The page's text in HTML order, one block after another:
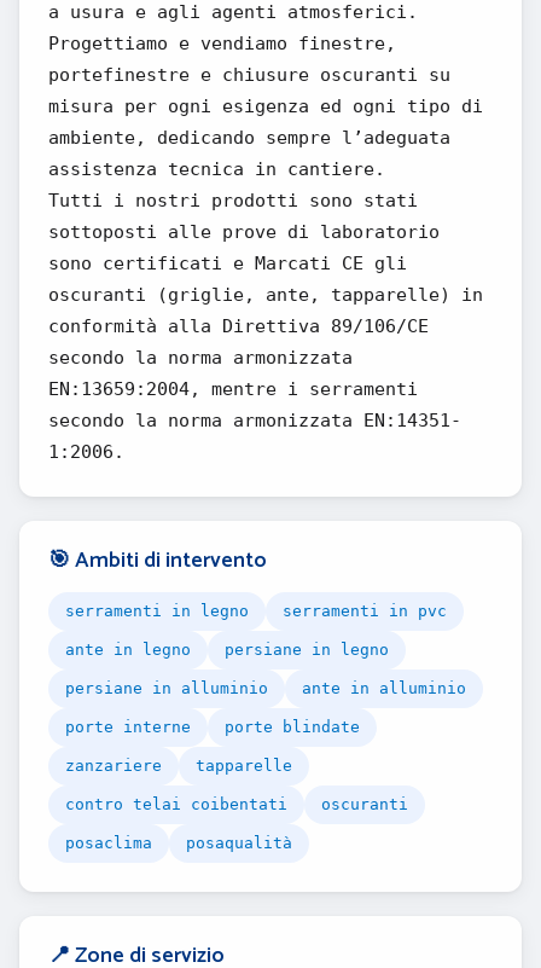
a usura e agli agenti atmosferici.
Progettiamo e vendiamo finestre,
portefinestre e chiusure oscuranti su
misura per ogni esigenza ed ogni tipo di
ambiente, dedicando sempre l’adeguata
assistenza tecnica in cantiere.
Tutti i nostri prodotti sono stati
sottoposti alle prove di laboratorio
sono certificati e Marcati CE gli
oscuranti (griglie, ante, tapparelle) in
conformità alla Direttiva 89/106/CE
secondo la norma armonizzata
EN:13659:2004, mentre i serramenti
secondo la norma armonizzata EN:14351-
1:2006.
🎯 Ambiti di intervento
serramenti in legno serramenti in pvc
ante in legno persiane in legno
persiane in alluminio ante in alluminio
porte interne porte blindate
zanzariere tapparelle
contro telai coibentati oscuranti
posaclima posaqualità
📍 Zone di servizio